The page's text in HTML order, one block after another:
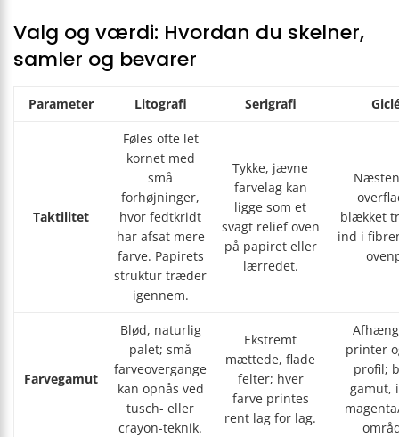
Valg og værdi: Hvordan du skelner,
samler og bevarer
Parameter Litografi Serigrafi
Taktilitet
Føles ofte let
kornet med
små
forhøjninger,
hvor fedtkridt
har afsat mere
farve. Papirets
struktur træder
igennem.
Tykke, jævne
farvelag kan
ligge som et
svagt relief oven
på papiret eller
lærredet.
blækket
ind i
Farvegamut
Blød, naturlig
palet; små
farveovergange
kan opnås ved
tusch- eller
crayon-teknik.
Ekstremt
mættede, flade
felter; hver
farve printes
rent lag for lag.
printer
profil;
gamut,